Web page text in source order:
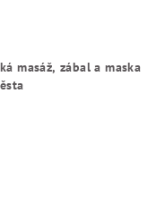
masáž, zábal a maska